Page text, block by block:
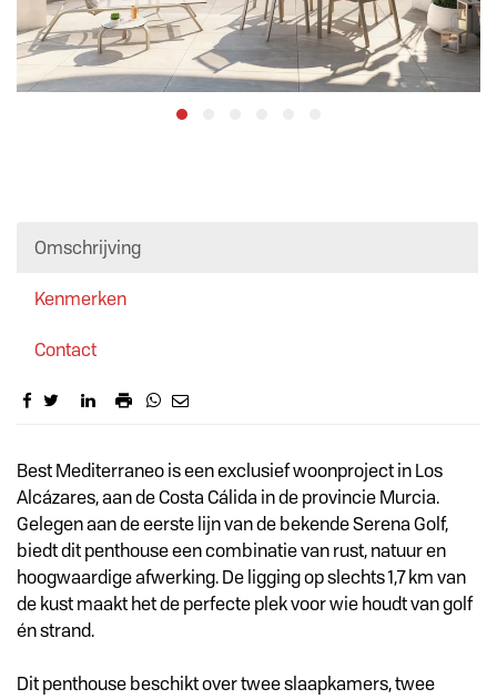
Omschrijving
Kenmerken
Contact
Omschrijving
Best Mediterraneo is een exclusief woonproject in Los
Alcázares, aan de Costa Cálida in de provincie Murcia.
Gelegen aan de eerste lijn van de bekende Serena Golf,
biedt dit penthouse een combinatie van rust, natuur en
hoogwaardige afwerking. De ligging op slechts 1,7 km van
de kust maakt het de perfecte plek voor wie houdt van golf
én strand.
Dit penthouse beschikt over twee slaapkamers, twee